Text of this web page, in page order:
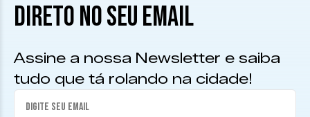
DIRETO NO SEU EMAIL
Assine a nossa Newsletter e saiba
tudo que tá rolando na cidade!